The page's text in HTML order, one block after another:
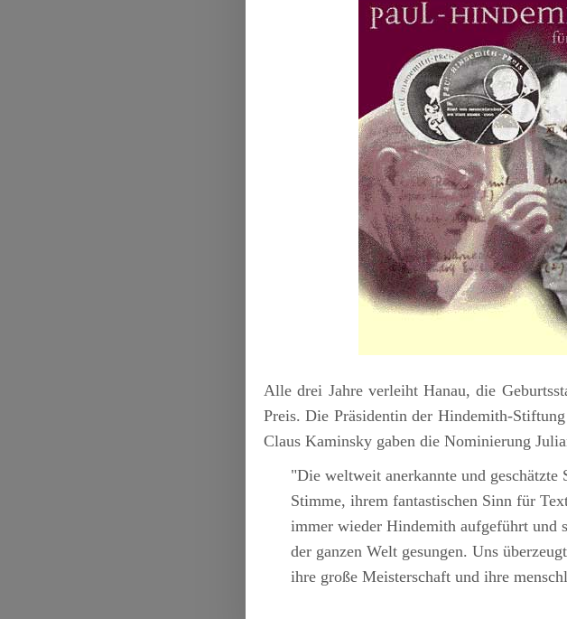
Alle drei Jahre verleiht Hanau, die
Preis. Die Präsidentin der Hindemith-
Claus Kaminsky gaben die Nominierung
"Die weltweit anerkannte und
Stimme, ihrem fantastischen Sinn für
immer wieder Hindemith aufgeführt und
der ganzen Welt gesungen. Uns
ihre große Meisterschaft und ihre